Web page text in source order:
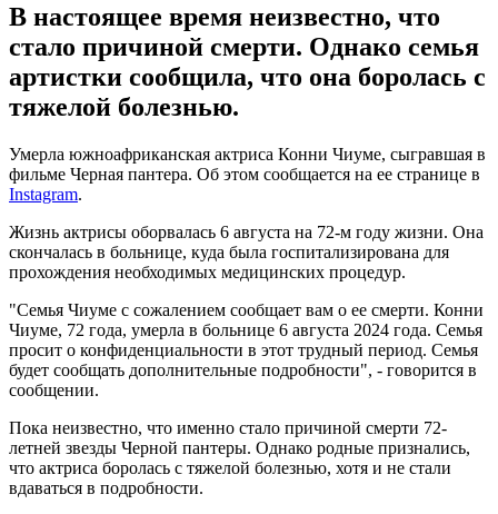
В настоящее время неизвестно, что
стало причиной смерти. Однако семья
артистки сообщила, что она боролась с
тяжелой болезнью.
Умерла южноафриканская актриса Конни Чиуме, сыгравшая в
фильме Черная пантера. Об этом сообщается на ее странице в
Instagram.
Жизнь актрисы оборвалась 6 августа на 72-м году жизни. Она
скончалась в больнице, куда была госпитализирована для
прохождения необходимых медицинских процедур.
"Семья Чиуме с сожалением сообщает вам о ее смерти. Конни
Чиуме, 72 года, умерла в больнице 6 августа 2024 года. Семья
просит о конфиденциальности в этот трудный период. Семья
будет сообщать дополнительные подробности", - говорится в
сообщении.
Пока неизвестно, что именно стало причиной смерти 72-
летней звезды Черной пантеры. Однако родные признались,
что актриса боролась с тяжелой болезнью, хотя и не стали
вдаваться в подробности.